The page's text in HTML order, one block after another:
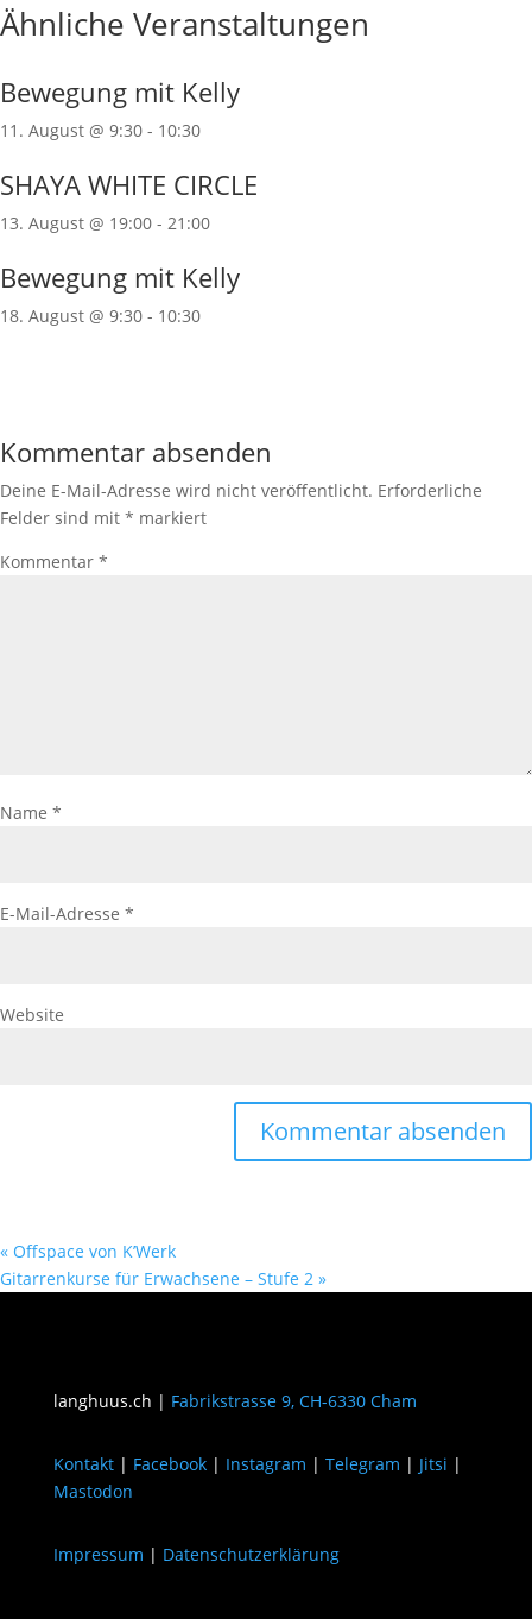
Ähnliche Veranstaltungen
Bewegung mit Kelly
11. August @ 9:30 - 10:30
SHAYA WHITE CIRCLE
13. August @ 19:00 - 21:00
Bewegung mit Kelly
18. August @ 9:30 - 10:30
Kommentar absenden
Deine E-Mail-Adresse wird nicht veröffentlicht. Erforderliche
Felder sind mit * markiert
Kommentar *
Name *
E-Mail-Adresse *
Website
« Offspace von K’Werk
Gitarrenkurse für Erwachsene – Stufe 2 »
langhuus.ch | Fabrikstrasse 9, CH-6330 Cham
Kontakt| Facebook| Instagram | Telegram | Jitsi |
Mastodon
Impressum | Datenschutzerklärung